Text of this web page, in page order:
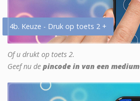
4b. Keuze - Druk op toets 2 +
Of u drukt op toets 2.
Geef nu de pincode in van een medium